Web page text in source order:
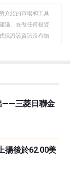
介紹的市場和工具
議。在做任何投資
保證該資訊沒有錯
者不對本頁連結的
中提到的任何股票
除了FXStreet，作
或任何損失，傷害
本文作者和
——三菱日聯金
揚後於62.00美